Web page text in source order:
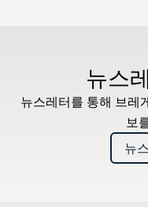
뉴스
뉴스레터를 통해 브레
보
뉴